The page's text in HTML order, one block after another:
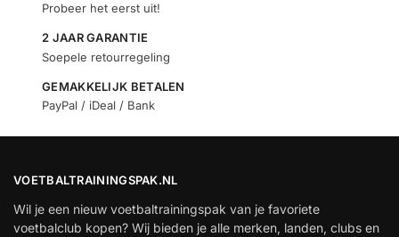
Probeer het eerst uit!
2 JAAR GARANTIE
Soepele retourregeling
GEMAKKELIJK BETALEN
PayPal / iDeal / Bank
VOETBALTRAININGSPAK.NL
Wil je een nieuw voetbaltrainingspak van je favoriete
voetbalclub kopen? Wij bieden je alle merken, landen, clubs en